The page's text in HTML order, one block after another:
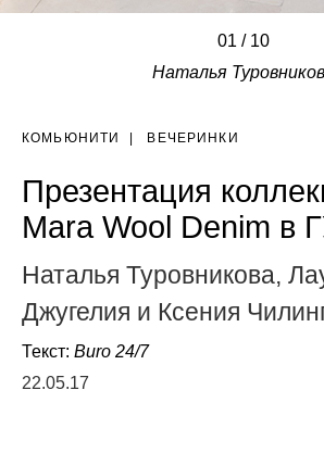
01 / 10
Наталья
/////////
КОМЬЮНИТИ ВЕЧЕРИНКИ
Презентация
Mara Wool Denim в
Наталья Туровникова,
Джугелия и Ксения
Текст: Buro 24/7
22.05.17